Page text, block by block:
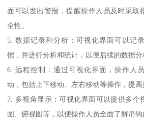
面可以发出警报，提醒操作人员及时采取
全性。
5. 数据记录和分析：可视化界面可以记
据，并进行分析和统计，以便后续的数据分
6. 远程控制：通过可视化界面，操作人
动，包括上下移动、左右移动等操作，提高
7. 多视角显示：可视化界面可以提供多个
图、俯视图等，以便操作人员全面了解吊钩